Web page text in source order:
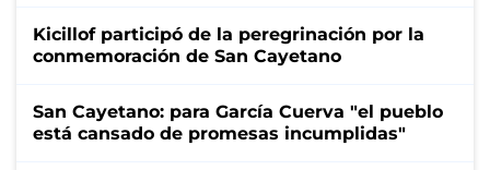
Kicillof participó de la peregrinación por la
conmemoración de San Cayetano
San Cayetano: para García Cuerva "el pueblo
está cansado de promesas incumplidas"